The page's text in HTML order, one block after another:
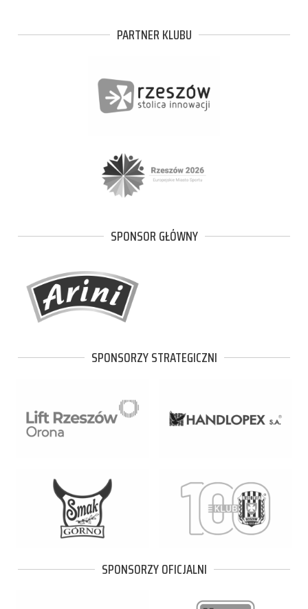
PARTNER KLUBU
SPONSOR GŁÓWNY
SPONSORZY STRATEGICZNI
SPONSORZY OFICJALNI